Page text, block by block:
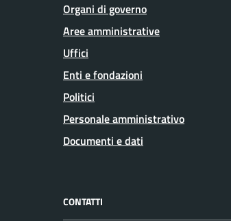
Organi di governo
Aree amministrative
Uffici
Enti e fondazioni
Politici
Personale amministrativo
Documenti e dati
CONTATTI